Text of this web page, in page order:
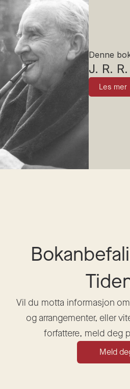
Denne
J. R.
Les mer
Vil du motta informasjon
og arrangementer, eller
forfattere, meld deg
Meld